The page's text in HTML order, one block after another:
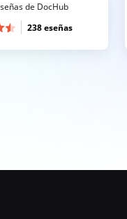
de DocHub
238 eseñas